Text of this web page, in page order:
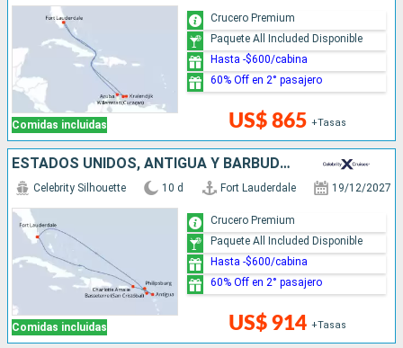
Comidas incluidas US$ 865 +Tasas
Crucero Premium
Paquete All Included Disponible
Hasta -$600/cabina
60% Off en 2° pasajero
ESTADOS UNIDOS, ANTIGUA Y BARBUDA, SAN MARTÍN
Comidas incluidas
Celebrity Silhouette 10 d Fort Lauderdale 19/12/2027
US$ 914 +Tasas
Crucero Premium
Paquete All Included Disponible
Hasta -$600/cabina
60% Off en 2° pasajero